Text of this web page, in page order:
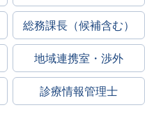
総務課長（候補含む）
地域連携室・渉外
診療情報管理士